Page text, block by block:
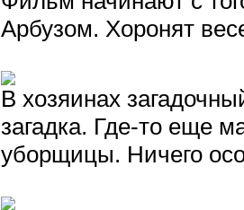
Арбузом. Хоронят
В хозяинах
загадка. Где-то еще
уборщицы. Ничего